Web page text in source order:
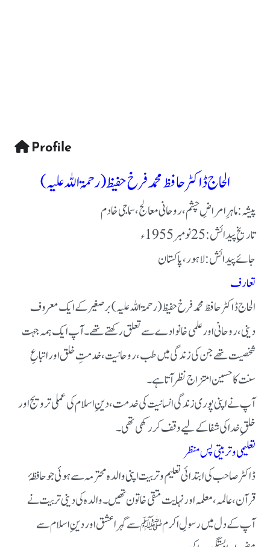
Profile
الحاج ڈاکٹر حافظ محمد فرخ حفیظ (رحمۃ اللہ علیہ)
پیشہ:ماہرِ امراضِ چشم، روحانی معالج، سماجی خادم
تاریخِ پیدائش:25 نومبر 1955ء
جائے پیدائش:لاہور، پاکستان
تعارف
الحاج ڈاکٹر حافظ محمد فرخ حفیظ (رحمۃ اللہ علیہ) برصغیر کے ایک معروف
دینی، روحانی اور علمی خانوادے سے تعلق رکھتے تھے۔ آپ ایک ہمہ جہت
شخصیت تھے جن کی زندگی میں طب، روحانیت، خدمتِ خلق اور اتباعِ
سنت کا حسین امتزاج نظر آتا ہے۔
آپ نے اپنی پوری زندگی انسانیت کی خدمت، دینِ اسلام کی عملی ترویج اور
خلقِ خدا کی شفا کے لیے وقف کر رکھی تھی۔
تعلیمی و تربیتی پس منظر
ڈاکٹر صاحب کی ابتدائی تعلیم و تربیت اپنی والدہ محترمہ سے ہوئی جو حافظۂ
قرآن، عالمہ، معلمہ اور نہایت متقی خاتون تھیں۔ والدہ کی دینی تربیت نے
آپ کے دل میں رسولِ اکرم ﷺ سے گہرا عشق اور دینِ اسلام سے